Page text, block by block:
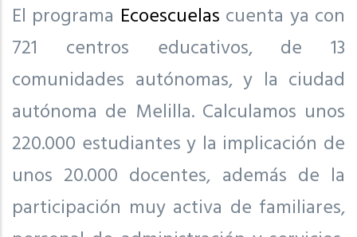
El programa Ecoescuelas cuenta ya con
721 centros educativos, de 13
comunidades autónomas, y la ciudad
autónoma de Melilla. Calculamos unos
220.000 estudiantes y la implicación de
unos 20.000 docentes, además de la
participación muy activa de familiares,